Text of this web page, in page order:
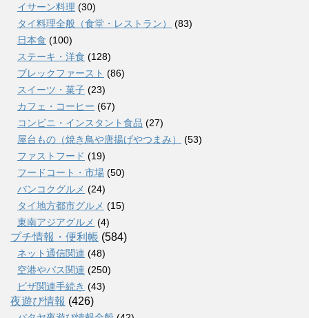
イサーン料理 (30)
タイ料理全般（食堂・レストラン）
(83)
日本食 (100)
ステーキ・洋食 (128)
ブレックファースト (86)
スイーツ・菓子 (23)
カフェ・コーヒー (67)
コンビニ・インスタント食品 (27)
屋台もの（焼き鳥や唐揚げやつまみ）
(53)
ファストフード (19)
フードコート・市場 (50)
バンコクグルメ (24)
タイ地方都市グルメ (15)
東南アジアグルメ (4)
プチ情報・便利帳 (584)
ネット通信関連 (48)
空港やバス関連 (250)
ビザ関連手続き (43)
夜遊び情報 (426)